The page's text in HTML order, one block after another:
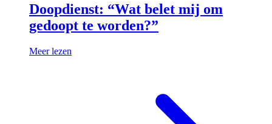
Doopdienst: “Wat belet mij om
gedoopt te worden?”
Meer lezen